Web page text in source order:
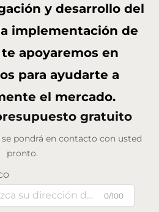
y desarrollo del
implementación de
apoyaremos en
para ayudarte a
el mercado.
gratuito
pondrá en contacto con usted
pronto.
0/100